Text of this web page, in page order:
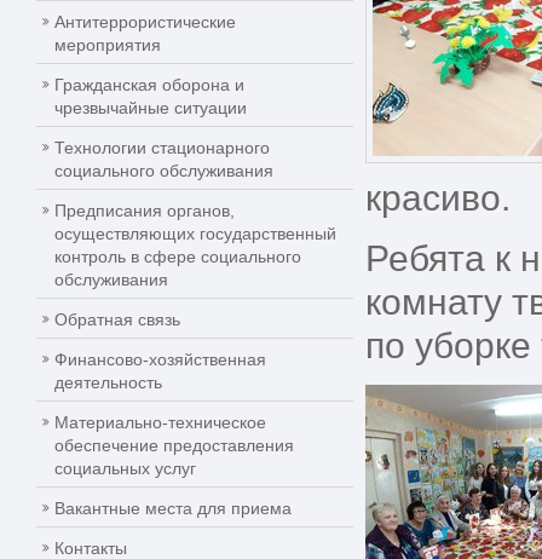
Антитеррористические
мероприятия
Гражданская оборона и
чрезвычайные ситуации
Технологии стационарного
социального обслуживания
Предписания органов,
осуществляющих государственный
контроль в сфере социального
обслуживания
Обратная связь
Финансово-хозяйственная
деятельность
Материально-техническое
обеспечение предоставления
социальных услуг
Вакантные места для приема
Контакты
красиво.
Ребята к
комнату
по